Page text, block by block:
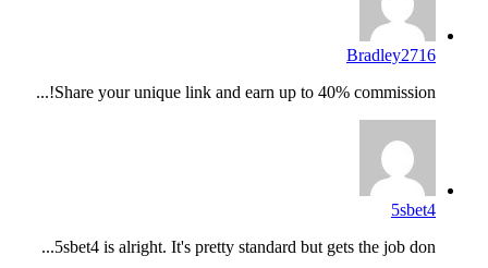
Bradley2716
Share your unique link and earn up to 40% commission!...
5sbet4
5sbet4 is alright. It's pretty standard but gets the job don...